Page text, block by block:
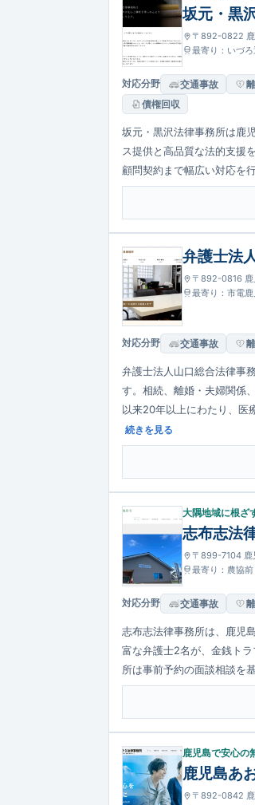
坂元・黒
〒892-0822 鹿
最寄り：いづ
対応分野 交通事故
債権回収
坂元・黒沢法律事務所は鹿
ス提供と高品質な法的支援
顧問契約まで幅広い対応を
弁護士法
〒892-0816 鹿
最寄り：市電
対応分野 交通事故
弁護士法人山口総合法律事
す。相続、離婚・夫婦関係
以来20年以上にわたり、医
応を行っています。
続きを見る
大隅地域に根ざ
志布志法
〒899-7104 鹿
最寄り：農協
対応分野 交通事故
志布志法律事務所は、鹿児
富な弁護士2名が、金銭ト
所は事前予約の面談相談を
鹿児島で安心の
鹿児島あ
〒892-0842 鹿